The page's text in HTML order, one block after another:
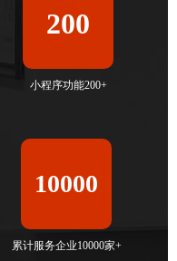
200
小程序功能200+
10000
累计服务企业10000家+